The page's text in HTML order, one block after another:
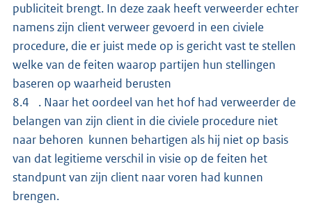
publiciteit brengt. In deze zaak heeft verweerder echter
namens zijn client verweer gevoerd in een civiele
procedure, die er juist mede op is gericht vast te stellen
welke van de feiten waarop partijen hun stellingen
baseren op waarheid berusten
8.4 . Naar het oordeel van het hof had verweerder de
belangen van zijn client in die civiele procedure niet
naar behoren kunnen behartigen als hij niet op basis
van dat legitieme verschil in visie op de feiten het
standpunt van zijn client naar voren had kunnen
brengen.